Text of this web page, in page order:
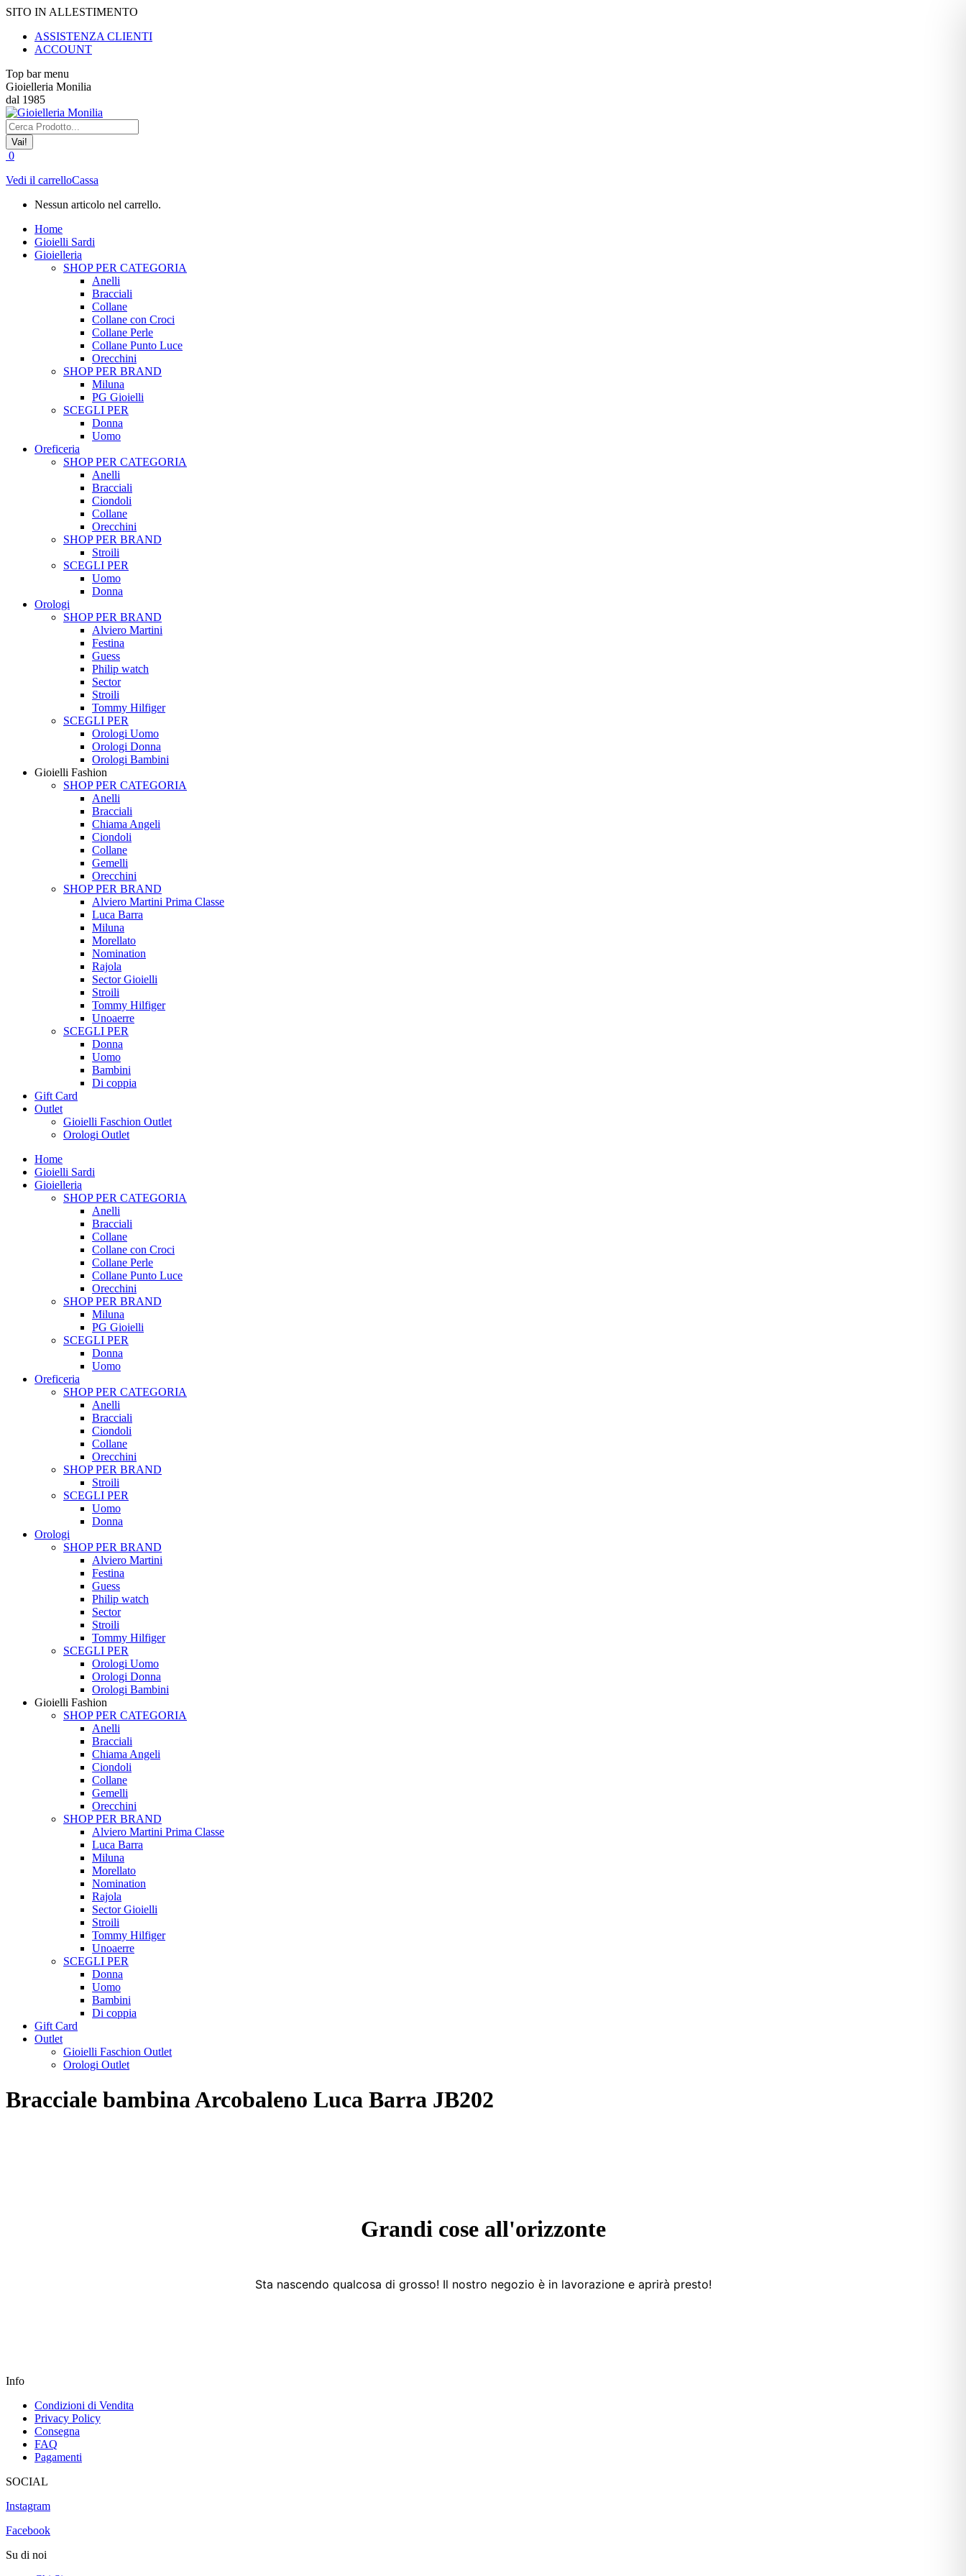
Vai
contenuti
SITO IN ALLESTIMENTO
ASSISTENZA CLIENTI
ACCOUNT
Top bar menu
Gioielleria Monilia
dal 1985
Cerca:
0
Vedi il carrelloCassa
Nessun articolo nel carrello.
Home
Gioielli Sardi
Gioielleria
SHOP PER CATEGORIA
Anelli
Bracciali
Collane
Collane con Croci
Collane Perle
Collane Punto Luce
Orecchini
SHOP PER BRAND
Miluna
PG Gioielli
SCEGLI PER
Donna
Uomo
Oreficeria
SHOP PER CATEGORIA
Anelli
Bracciali
Ciondoli
Collane
Orecchini
SHOP PER BRAND
Stroili
SCEGLI PER
Uomo
Donna
Orologi
SHOP PER BRAND
Alviero Martini
Festina
Guess
Philip watch
Sector
Stroili
Tommy Hilfiger
SCEGLI PER
Orologi Uomo
Orologi Donna
Orologi Bambini
Gioielli Fashion
SHOP PER CATEGORIA
Anelli
Bracciali
Chiama Angeli
Ciondoli
Collane
Gemelli
Orecchini
SHOP PER BRAND
Alviero Martini Prima Classe
Luca Barra
Miluna
Morellato
Nomination
Rajola
Sector Gioielli
Stroili
Tommy Hilfiger
Unoaerre
SCEGLI PER
Donna
Uomo
Bambini
Di coppia
Gift Card
Outlet
Gioielli Faschion Outlet
Orologi Outlet
Home
Gioielli Sardi
Gioielleria
SHOP PER CATEGORIA
Anelli
Bracciali
Collane
Collane con Croci
Collane Perle
Collane Punto Luce
Orecchini
SHOP PER BRAND
Miluna
PG Gioielli
SCEGLI PER
Donna
Uomo
Oreficeria
SHOP PER CATEGORIA
Anelli
Bracciali
Ciondoli
Collane
Orecchini
SHOP PER BRAND
Stroili
SCEGLI PER
Uomo
Donna
Orologi
SHOP PER BRAND
Alviero Martini
Festina
Guess
Philip watch
Sector
Stroili
Tommy Hilfiger
SCEGLI PER
Orologi Uomo
Orologi Donna
Orologi Bambini
Gioielli Fashion
SHOP PER CATEGORIA
Anelli
Bracciali
Chiama Angeli
Ciondoli
Collane
Gemelli
Orecchini
SHOP PER BRAND
Alviero Martini Prima Classe
Luca Barra
Miluna
Morellato
Nomination
Rajola
Sector Gioielli
Stroili
Tommy Hilfiger
Unoaerre
SCEGLI PER
Donna
Uomo
Bambini
Di coppia
Gift Card
Outlet
Gioielli Faschion Outlet
Orologi Outlet
Bracciale bambina Arcobaleno Luca Barra JB202
Grandi cose all'orizzonte
Sta nascendo qualcosa di grosso! Il nostro negozio è in lavorazione e aprirà presto!
Info
Condizioni di Vendita
Privacy Policy
Consegna
FAQ
Pagamenti
SOCIAL
Instagram
Facebook
Su di noi